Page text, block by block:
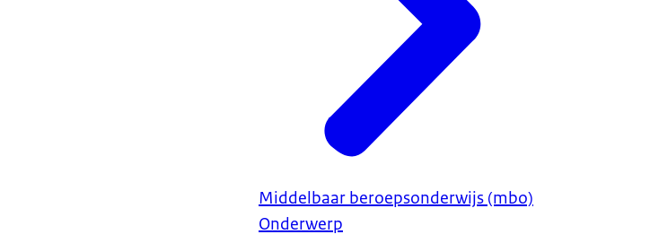
Middelbaar beroepsonderwijs (mbo)
Onderwerp